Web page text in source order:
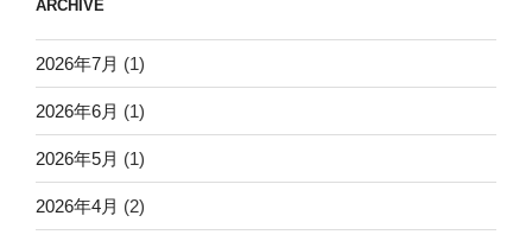
ARCHIVE
2026年7月 (1)
2026年6月 (1)
2026年5月 (1)
2026年4月 (2)